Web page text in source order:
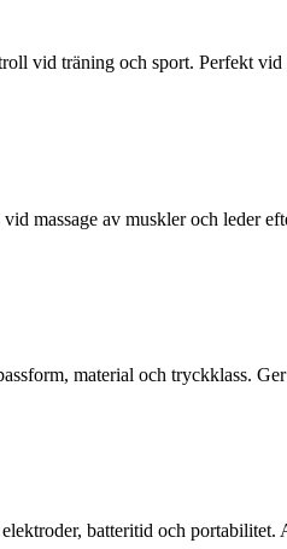
vid träning och sport. Perfekt
massage av muskler och leder
material och tryckklass.
batteritid och portabilitet.